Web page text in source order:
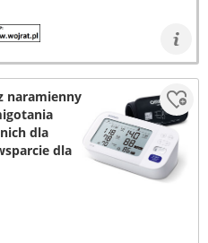
naramienny
dla
dla